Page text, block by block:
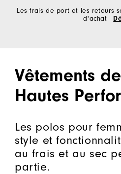
Les frais de port et les retours
d'achat
Vêtements
Hautes
Les polos pour
style et
au frais et au sec
partie.